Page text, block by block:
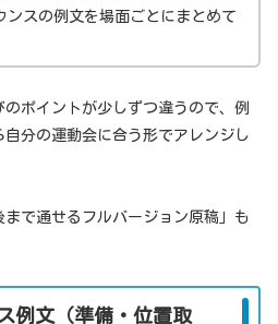
ンスの例文を場面ごとにまとめて
ポイントが少しずつ違うので、例
分の運動会に合う形でアレンジし
で通せるフルバージョン原稿」も
例文（準備・位置取